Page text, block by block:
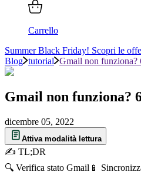
Carrello
Summer Black Friday! Scopri le
Blog tutorial Gmail non funziona?
Gmail non funziona?
dicembre 05, 2022
Attiva modalità lettura
✍ TL;DR
🔍 Verifica stato Gmail 📱